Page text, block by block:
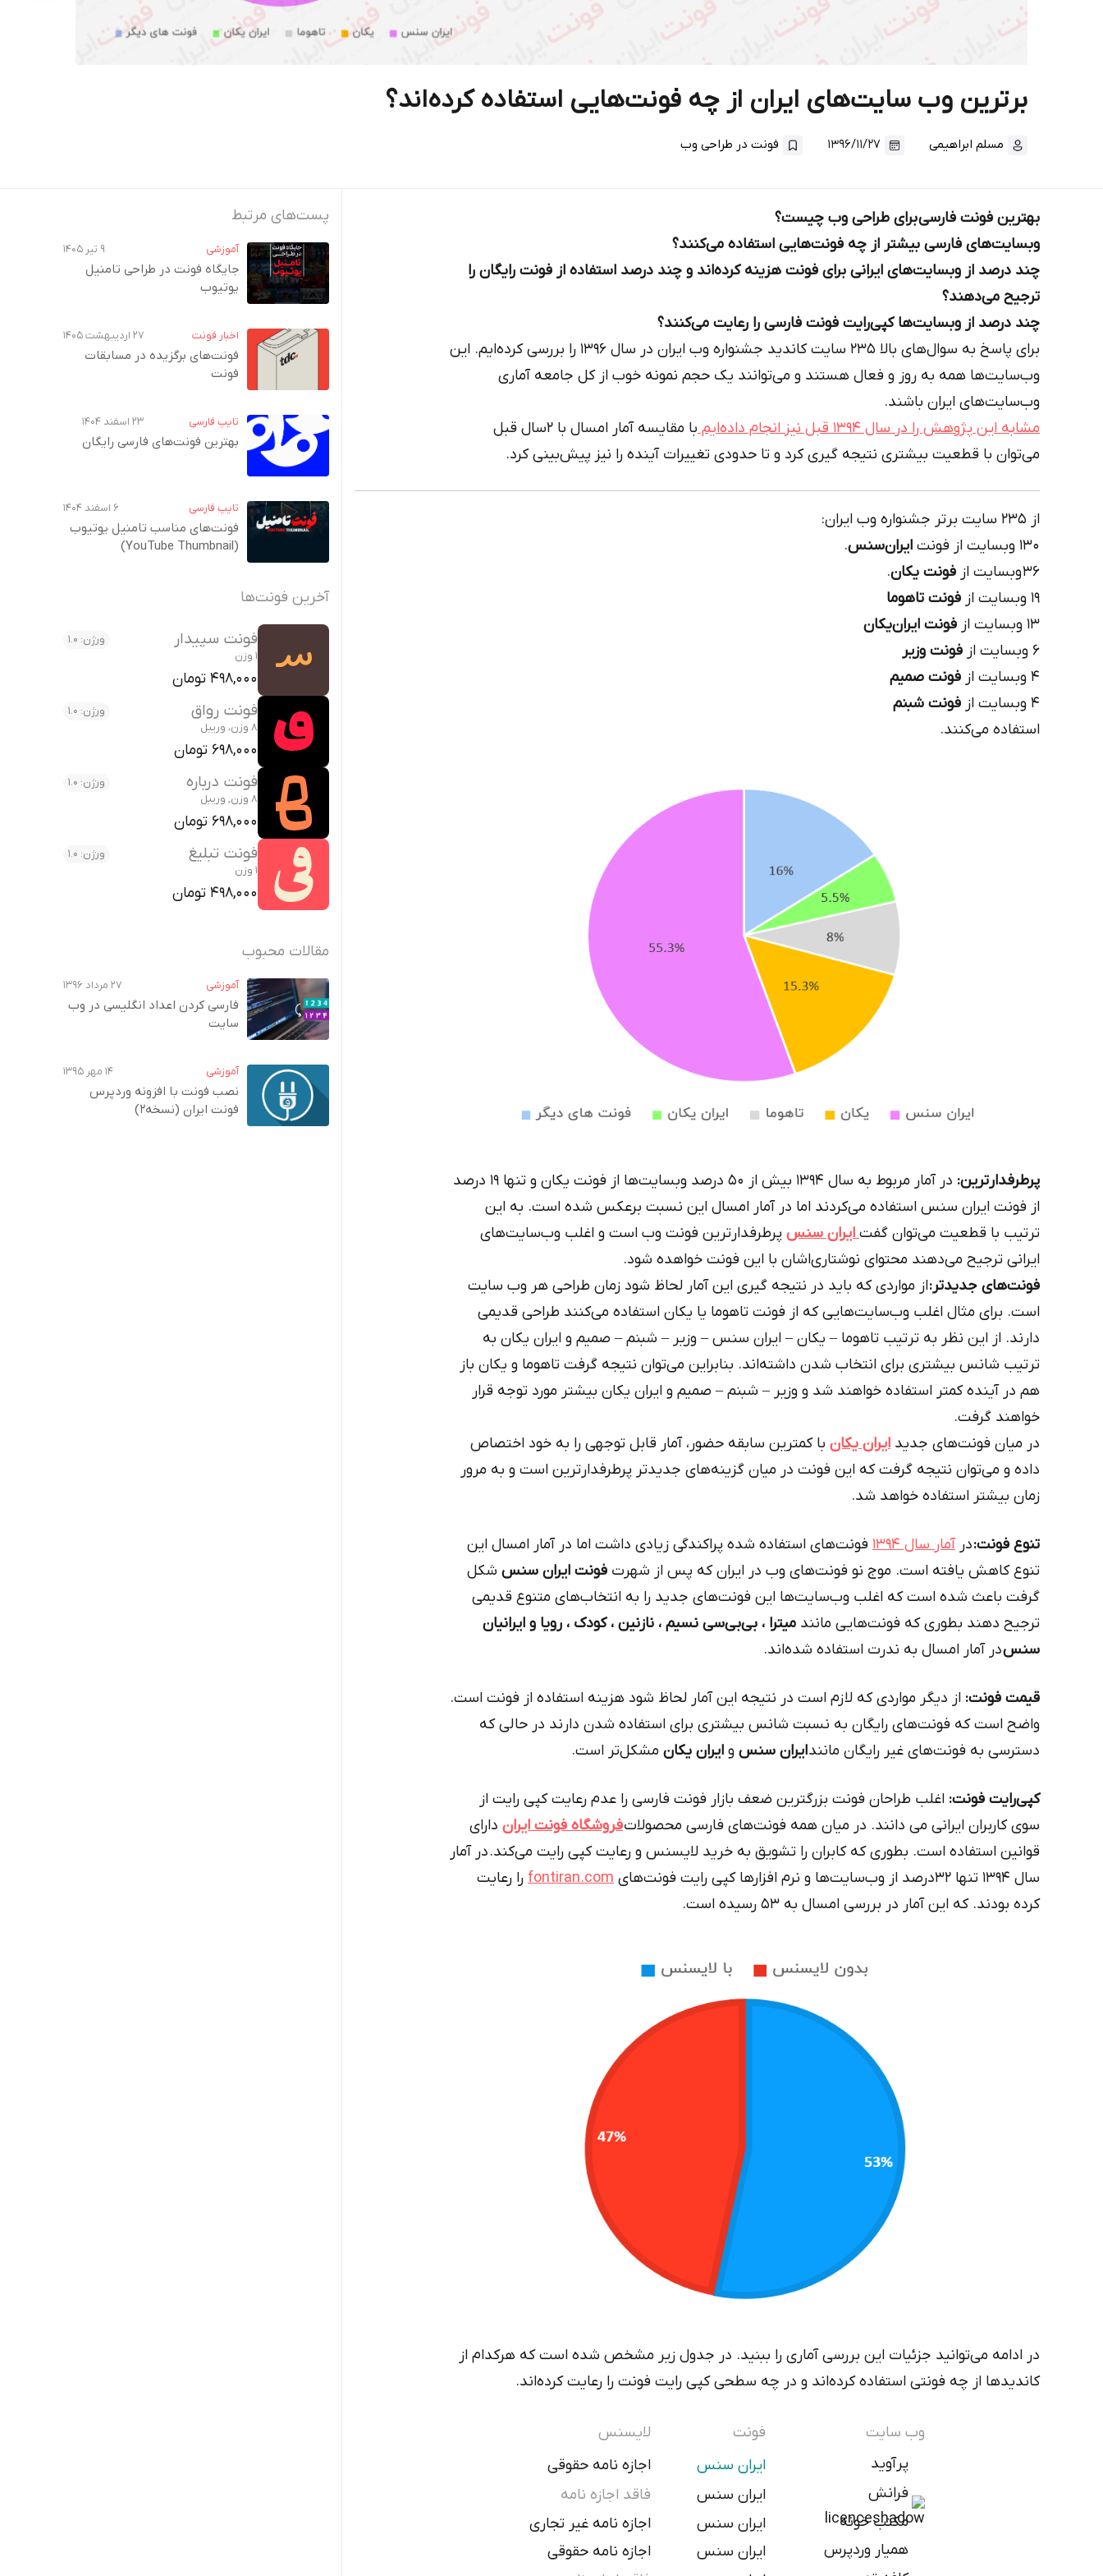
برترین وب سایت‌های ایران از چه فونت‌هایی استفاده کرده‌اند؟
مسلم ابراهیمی ۱۳۹۶/۱۱/۲۷ فونت در طراحی وب‌
بهترین فونت فارسی برای طراحی وب چیست؟
وبسایت‌های فارسی بیشتر از چه فونت‌هایی استفاده می‌کنند؟
چند درصد از وبسایت‌های ایرانی برای فونت هزینه‌ کرده‌اند و چند درصد استفاده از فونت رایگان را
ترجیح می‌دهند؟
چند درصد از وبسایت‌ها کپی‌رایت فونت فارسی را رعایت می‌کنند؟
برای پاسخ به سوال‌های بالا ۲۳۵ سایت کاندید جشنواره وب ایران در سال ۱۳۹۶ را بررسی کرده‌ایم. این
وب‌سایت‌ها همه به روز و فعال هستند و می‌توانند یک حجم نمونه خوب از کل جامعه آماری
وب‌سایت‌های ایران باشند.
مشابه این پژوهش را در سال ۱۳۹۴ قبل نیز انجام داده‌ایم
با مقایسه آمار امسال با ۲سال قبل
می‌توان با قطعیت بیشتری نتیجه گیری کرد و تا حدودی تغییرات آینده را نیز پیش‌بینی کرد.
از ۲۳۵ سایت برتر جشنواره وب‌ ایران:
۱۳۰ وبسایت از فونت
ایران‌سنس.
۳۶ وبسایت از
فونت یکان.
۱۹ وبسایت از
فونت تاهوما
۱۳ وبسایت از
فونت ایران‌یکان
۶ وبسایت از
فونت وزیر
۴ وبسایت از
فونت صمیم
۴ وبسایت از
فونت شبنم
استفاده می‌کنند.
پرطرفدارترین:
در آمار مربوط به سال ۱۳۹۴ بیش از ۵۰ درصد وبسایت‌ها از فونت یکان و تنها ۱۹ درصد
از فونت ایران سنس استفاده می‌کردند اما در آمار امسال این نسبت برعکس شده است. به این
ترتیب با قطعیت می‌توان گفتایران سنس پرطرفدارترین فونت وب است و اغلب وب‌سایت‌های
ایرانی ترجیح می‌دهند محتوای نوشتاری‌اشان با این فونت خواهده شود.
فونت‌های جدیدتر:از مواردی که باید در نتیجه گیری این آمار لحاظ شود زمان طراحی هر وب سایت
است. برای مثال اغلب وب‌سایت‌هایی که از فونت تاهوما یا یکان استفاده می‌کنند طراحی قدیمی
دارند. از این نظر به ترتیب تاهوما – یکان – ایران سنس – وزیر – شبنم – صمیم و ایران یکان به
ترتیب شانس بیشتری برای انتخاب شدن داشته‌اند. بنابراین می‌توان نتیجه گرفت تاهوما و یکان باز
هم در آینده کمتر استفاده خواهند شد و وزیر – شبنم – صمیم و ایران یکان بیشتر مورد توجه قرار
خواهند گرفت.
در میان فونت‌های جدید ایران یکان با کمترین سابقه حضور، آمار قابل توجهی را به خود اختصاص
داده و می‌توان نتیجه گرفت که این فونت در میان گزینه‌های جدیدتر پرطرفدارترین است و به مرور
زمان بیشتر استفاده خواهد شد.
تنوع فونت:درآمار سال ۱۳۹۴
فونت‌های استفاده شده پراکندگی زیادی داشت اما در آمار امسال این
تنوع کاهش یافته است. موج نو فونت‌های وب در ایران که پس از شهرت فونت ایران سنس شکل
گرفت باعث شده است که اغلب وب‌سایت‌ها این فونت‌های جدید را به انتخاب‌های متنوع قدیمی
ترجیح دهند بطوری که فونت‌هایی مانند میترا ، بی‌بی‌سی نسیم ، نازنین ، کودک ، رویا و ایرانیان
سنسدر آمار امسال به ندرت استفاده شده‌اند.
قیمت فونت: از دیگر مواردی که لازم است در نتیجه این آمار لحاظ شود هزینه استفاده از فونت است.
واضح است که فونت‌های رایگان به نسبت شانس بیشتری برای استفاده شدن دارند در حالی که
دسترسی به فونت‌های غیر رایگان مانندایران سنس و ایران یکان مشکل‌تر است.
کپی‌رایت فونت: اغلب طراحان فونت بزرگترین ضعف بازار فونت فارسی را عدم رعایت کپی رایت از
سوی کاربران ایرانی می دانند. در میان همه فونت‌های فارسی محصولاتفروشگاه فونت ایران دارای
قوانین استفاده است. بطوری که کابران را تشویق به خرید لایسنس و رعایت کپی رایت می‌کند. در آمار
سال ۱۳۹۴ تنها ۳۲درصد از وب‌سایت‌ها و نرم افزارها کپی رایت فونت‌های
fontiran.com را رعایت
کرده بودند. که این آمار در بررسی امسال به ۵۳ رسیده است.
در ادامه می‌توانید جزئیات این بررسی آماری را ببنید. در جدول زیر مشخص شده است که هرکدام از
کاندیدها از چه فونتی استفاده کرده‌اند و در چه سطحی کپی رایت فونت را رعایت کرده‌اند.
وب سایت فونت
لایسنس
پرآوید
ایران سنس
اجازه نامه حقوقی
فرانش
ایران سنس
فاقد اجازه نامه
مکتب خونه
ایران سنس
اجازه نامه غیر تجاری
همیار وردپرس
ایران سنس
اجازه نامه حقوقی
پست‌های مرتبط
آموزشی ۹ تیر ۱۴۰۵
جایگاه فونت در طراحی تامنیل
یوتیوب
اخبار فونت ۲۷ اردیبهشت ۱۴۰۵
فونت‌های برگزیده در مسابقات
فونت
تایپ فارسی ۲۳ اسفند ۱۴۰۴
بهترین فونت‌های فارسی رایگان
تایپ فارسی ۶ اسفند ۱۴۰۴
فونت‌های مناسب تامنیل یوتیوب
(YouTube Thumbnail)
آخرین فونت‌ها
فونت سپیدار
ورژن: 1.0
1 وزن
498,000 تومان
فونت رواق
ورژن: 1.0
8 وزن، وریبل
698,000 تومان
فونت درباره
ورژن: 1.0
8 وزن, وریبل
698,000 تومان
فونت تبلیغ
ورژن: 1.0
1 وزن
498,000 تومان
مقالات محبوب
آموزشی ۲۷ مرداد ۱۳۹۶
فارسی کردن اعداد انگلیسی در وب‌
سایت
آموزشی ۱۴ مهر ۱۳۹۵
نصب فونت با افزونه وردپرس
فونت ایران (نسخه2)